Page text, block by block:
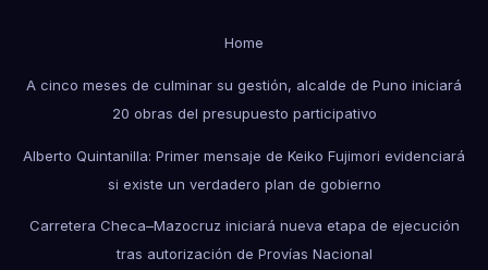
Home
A cinco meses de culminar su gestión, alcalde de Puno iniciará
20 obras del presupuesto participativo
Alberto Quintanilla: Primer mensaje de Keiko Fujimori evidenciará
si existe un verdadero plan de gobierno
Carretera Checa–Mazocruz iniciará nueva etapa de ejecución
tras autorización de Provías Nacional